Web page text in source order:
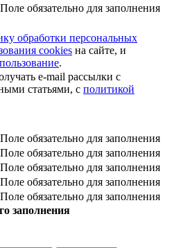
Поле обязательно для заполнения
обработки персональных
cookies на сайте, и
.
e-mail рассылки с
статьями, с политикой
Поле обязательно для заполнения
Поле обязательно для заполнения
Поле обязательно для заполнения
Поле обязательно для заполнения
Поле обязательно для заполнения
заполнения